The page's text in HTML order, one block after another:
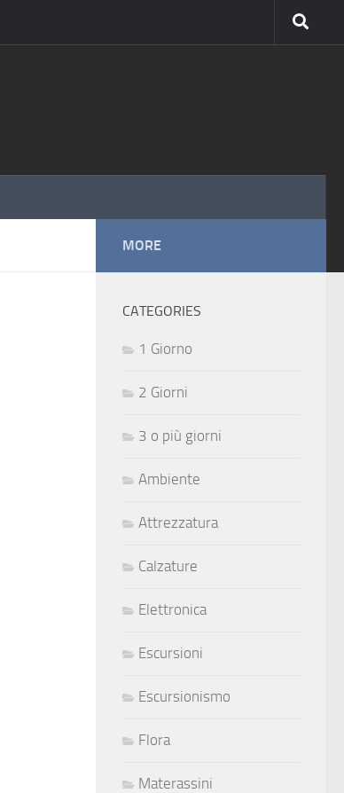
MORE
CATEGORIES
1 Giorno
2 Giorni
3 o più giorni
Ambiente
Attrezzatura
Calzature
Elettronica
Escursioni
Escursionismo
Flora
Materassini